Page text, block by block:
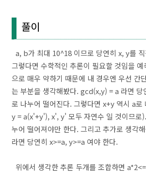
풀이
a, b가 최대 10^18 이므로 당연히 x, y를
그렇다면 수학적인 추론이 필요할 것임을
으로 매우 약하기 때문에 내 경우엔 우선 간
는 부분을 생각해봤다. gcd(x,y) = a 라면 당
로 나누어 떨어진다. 그렇다면 x+y 역시 a로
y = a(x'+y'), x', y' 모두 자연수 일 것이므로
누어 떨어져야만 한다. 그리고 추가로 생각
라면 당연히 x>=a, y>=a 여야 한다.
위에서 생각한 추론 두개를 조합하면